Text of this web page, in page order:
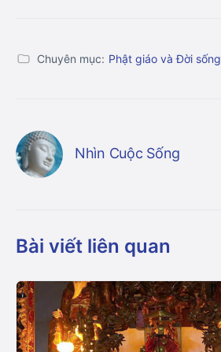
Chuyên mục: Phật giáo và Đời sống
Nhìn Cuộc Sống
Bài viết liên quan